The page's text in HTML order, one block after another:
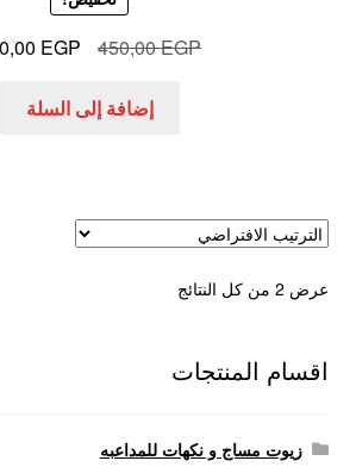
450,00EGP
السعر
هو:
EGP
إضافة إلى السلة
عرض ⁦2⁩ من كل النتائج
اقسام المنتجات
زيوت مساج و نكهات للمداعبه